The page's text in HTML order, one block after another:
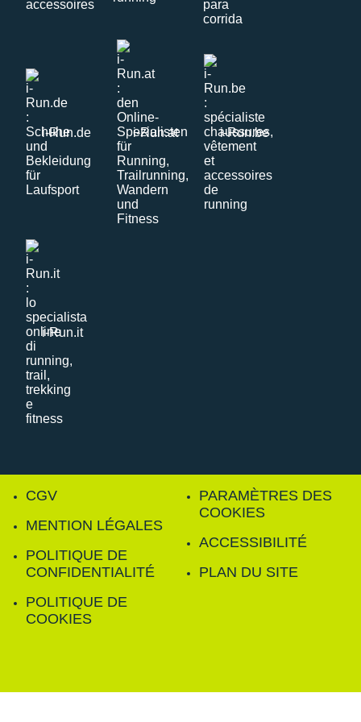
i-Run.de i-Run.at i-Run.be
i-Run.it
CGV
MENTION LÉGALES
POLITIQUE DE
CONFIDENTIALITÉ
POLITIQUE DE
COOKIES
PARAMÈTRES DES
COOKIES
ACCESSIBILITÉ
PLAN DU SITE